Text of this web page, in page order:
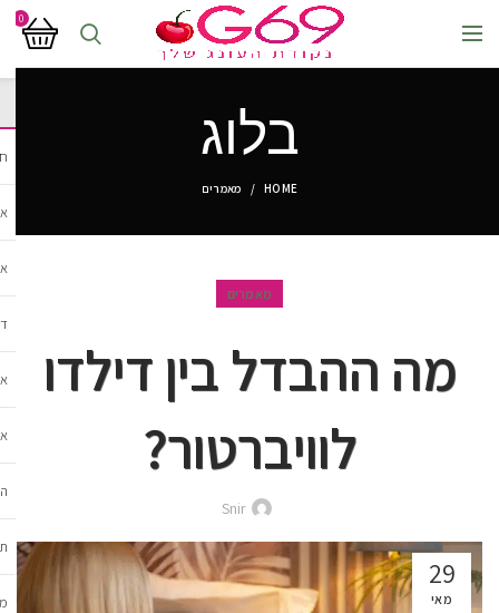
0
בלוג
HOME מאמרים
מאמרים
מה ההבדל בין דילדו
לוויברטור?
Snir
29
מאי